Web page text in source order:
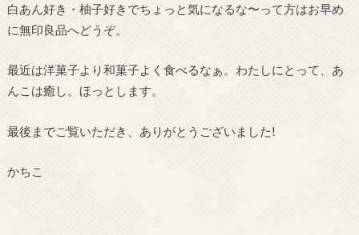
白あん好き・柚子好きでちょっと気になるな〜って方はお早め
に無印良品へどうぞ。
最近は洋菓子より和菓子よく食べるなぁ。わたしにとって、あ
んこは癒し。ほっとします。
最後までご覧いただき、ありがとうございました!
かちこ